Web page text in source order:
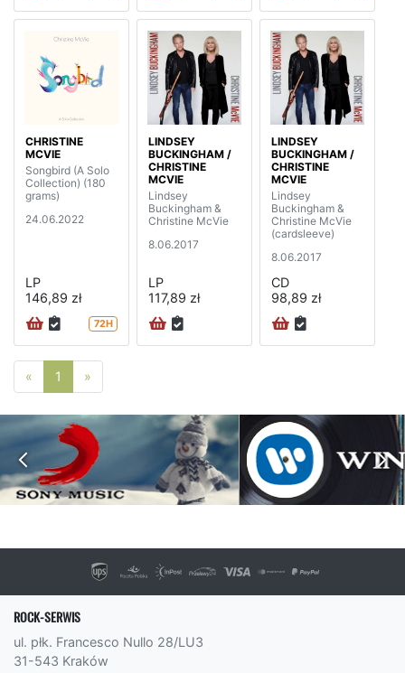
CHRISTINE
MCVIE
Songbird (A Solo
Collection) (180
grams)
24.06.2022
LP
146,89 zł
72H
LINDSEY
BUCKINGHAM /
CHRISTINE
MCVIE
Lindsey
Buckingham &
Christine McVie
8.06.2017
LP
117,89 zł
LINDSEY
BUCKINGHAM /
CHRISTINE
MCVIE
Lindsey
Buckingham &
Christine McVie
(cardsleeve)
8.06.2017
CD
98,89 zł
« Poprzednia strona
1 »
ROCK-SERWIS
ul. płk. Francesco Nullo 28/LU3
31-543 Kraków